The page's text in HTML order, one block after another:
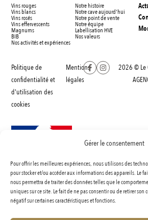
Gérer le consentement
Pour offrir les meilleures expériences, nous utilisons des
pour stocker et/ou accéder aux informations des appareils. Le
nous permettra de traiter des données telles que le
uniques sur ce site. Le fait de ne pas consentir ou de retirer
négatif sur certaines caractéristiques et fonctions.
Vins rouges
Vins blancs
Vins rosés
Vins effervescents
Magnums
BIB
Nos activités et expériences
Notre histoire
Notre cave aujourd'hui
Notre point de vente
Notre équipe
Labellisation HVE
Nos valeurs
Politique de
confidentialité et
d'utilisation des
cookies
Mentions
légales
2026 © Le
INTERDICTION DE VENTE DE BOISSONS
DE 18 ANS
La preuve de majorité de l’acheteur est éxigée au